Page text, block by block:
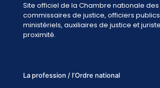
Site officiel de la Chambre nationale des
commissaires de justice, officiers
ministériels, auxiliaires de justice et
proximité.
La profession / l’Ordre national